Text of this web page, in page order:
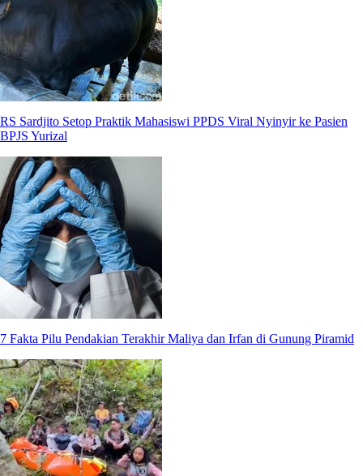
RS Sardjito Setop Praktik Mahasiswi PPDS Viral Nyinyir ke Pasien
BPJS Yurizal
7 Fakta Pilu Pendakian Terakhir Maliya dan Irfan di Gunung Piramid